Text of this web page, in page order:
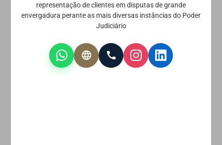
representação de clientes em disputas de grande
envergadura perante as mais diversas instâncias do Poder
Judiciário